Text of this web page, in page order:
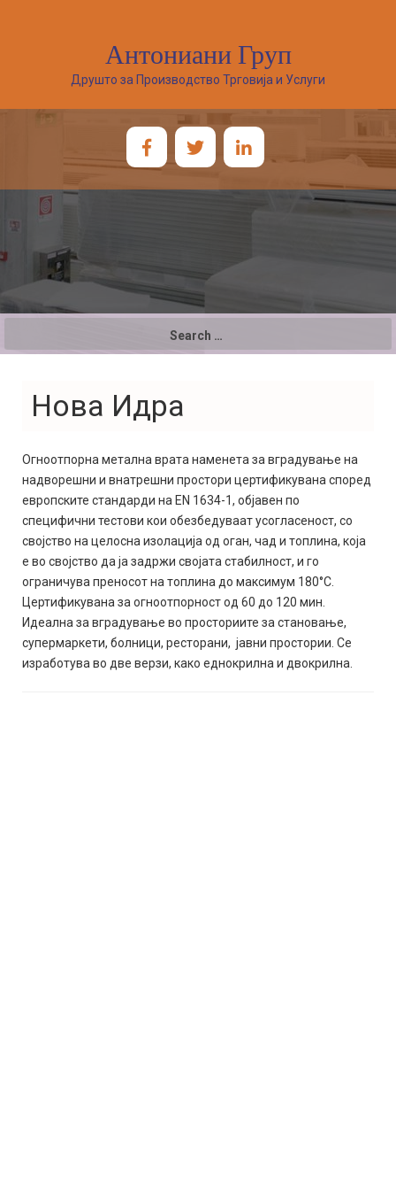
Антониани Груп
Друшто за Производство Трговија и Услуги
Нова Идра
Огноотпорна метална врата наменета за вградување на
надворешни и внатрешни простори цертификувана според
европските стандарди на EN 1634-1, објавен по
специфични тестови кои обезбедуваат усогласеност, со
својство на целосна изолација од оган, чад и топлина, која
е во својство да ја задржи својата стабилност, и го
ограничува преносот на топлина до максимум 180°C.
Цертификувана за огноотпорност од 60 до 120 мин.
Идеална за вградување во просториите за становање,
супермаркети, болници, ресторани, јавни простории. Се
изработува во две верзи, како еднокрилна и двокрилна.